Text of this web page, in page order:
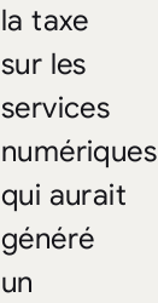
la taxe
sur les
services
numériques
qui aurait
généré
un